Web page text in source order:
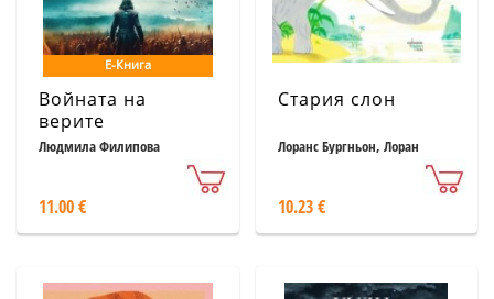
Е-Книга
Войната на
верите
Людмила Филипова
11.00 €
Стария слон
Лоранс Бургньон, Лоран
10.23 €